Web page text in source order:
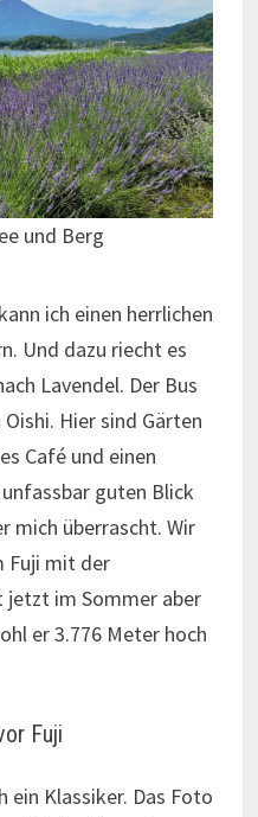
und Berg
ich einen herrlichen
Und dazu riecht es
Lavendel. Der Bus
Hier sind Gärten
Café und einen
guten Blick
mich überrascht. Wir
Fuji mit der
jetzt im Sommer aber
er 3.776 Meter hoch
Fuji
ein Klassiker. Das Foto